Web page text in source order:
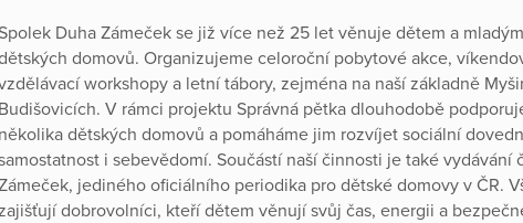
Duha Zámeček se již více než 25 let věnuje dětem a
domovů. Organizujeme celoroční pobytové akce,
workshopy a letní tábory, zejména na naší základně
Budišovicích. V rámci projektu Správná pětka dlouhodobě
několika dětských domovů a pomáháme jim rozvíjet sociální
i sebevědomí. Součástí naší činnosti je také vydávání
jediného oficiálního periodika pro dětské domovy v ČR.
dobrovolníci, kteří dětem věnují svůj čas, energii a